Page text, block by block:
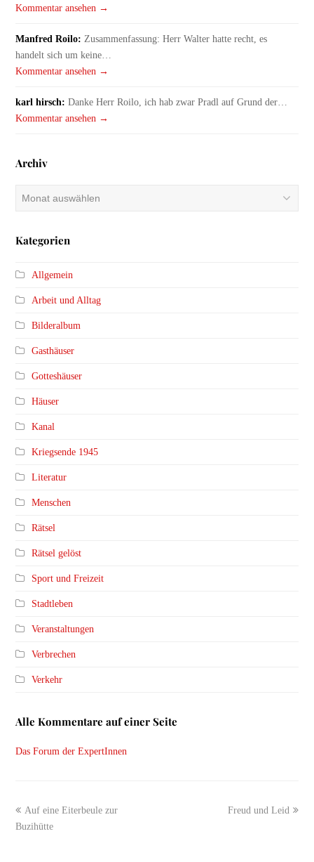
Kommentar ansehen →
Manfred Roilo: Zusammenfassung: Herr Walter hatte recht, es
handelt sich um keine…
Kommentar ansehen →
karl hirsch: Danke Herr Roilo, ich hab zwar Pradl auf Grund der…
Kommentar ansehen →
Archiv
Kategorien
Allgemein
Arbeit und Alltag
Bilderalbum
Gasthäuser
Gotteshäuser
Häuser
Kanal
Kriegsende 1945
Literatur
Menschen
Rätsel
Rätsel gelöst
Sport und Freizeit
Stadtleben
Veranstaltungen
Verbrechen
Verkehr
Alle Kommentare auf einer Seite
Das Forum der ExpertInnen
previous
post:
Auf eine Eiterbeule zur
Buzihütte
next
Freud und Leid